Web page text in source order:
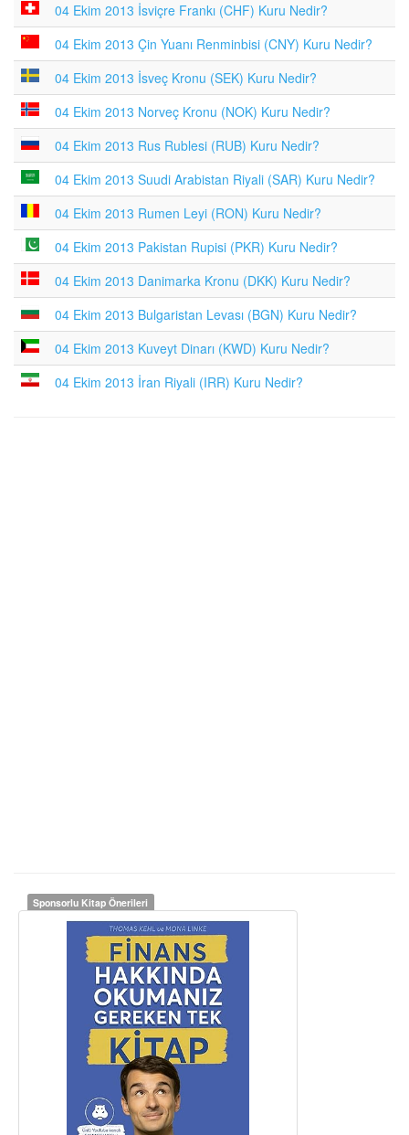
04 Ekim 2013 İsviçre Frankı (CHF) Kuru Nedir?
04 Ekim 2013 Çin Yuanı Renminbisi (CNY) Kuru Nedir?
04 Ekim 2013 İsveç Kronu (SEK) Kuru Nedir?
04 Ekim 2013 Norveç Kronu (NOK) Kuru Nedir?
04 Ekim 2013 Rus Rublesi (RUB) Kuru Nedir?
04 Ekim 2013 Suudi Arabistan Riyali (SAR) Kuru Nedir?
04 Ekim 2013 Rumen Leyi (RON) Kuru Nedir?
04 Ekim 2013 Pakistan Rupisi (PKR) Kuru Nedir?
04 Ekim 2013 Danimarka Kronu (DKK) Kuru Nedir?
04 Ekim 2013 Bulgaristan Levası (BGN) Kuru Nedir?
04 Ekim 2013 Kuveyt Dinarı (KWD) Kuru Nedir?
04 Ekim 2013 İran Riyali (IRR) Kuru Nedir?
Sponsorlu Kitap Önerileri